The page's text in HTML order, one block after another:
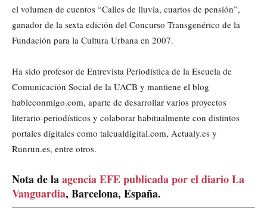
el volumen de cuentos “Calles de lluvia, cuartos de pensión”,
ganador de la sexta edición del Concurso Transgenérico de la
Fundación para la Cultura Urbana en 2007.
Ha sido profesor de Entrevista Periodística de la Escuela de
Comunicación Social de la UACB y mantiene el blog
hableconmigo.com, aparte de desarrollar varios proyectos
literario-periodísticos y colaborar habitualmente con distintos
portales digitales como talcualdigital.com, Actualy.es y
Runrun.es, entre otros.
Nota de laagencia EFE publicada por el diario La
Vanguardia, Barcelona, España.